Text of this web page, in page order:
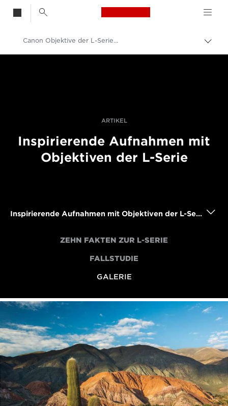
Canon Logo, back
Auf
Canon Objektive der L-Serie – Galerie
ARTIKEL
Inspirierende Aufnahmen mit
Objektiven der L-Serie
Inspirierende Aufnahmen mit Objektiven der L-Serie
ZEHN FAKTEN ZUR L-SERIE
FALLSTUDIE
GALERIE